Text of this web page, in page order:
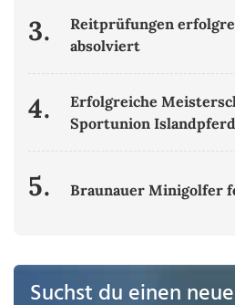
3.
Reitprüfungen
absolviert
4.
Erfolgreiche
Sportunion
5. Braunauer Minigolfer
Suchst du einen